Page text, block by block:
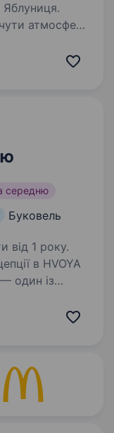
атмосферу
середню
Буковель
від 1 року.
один із
приймаємо